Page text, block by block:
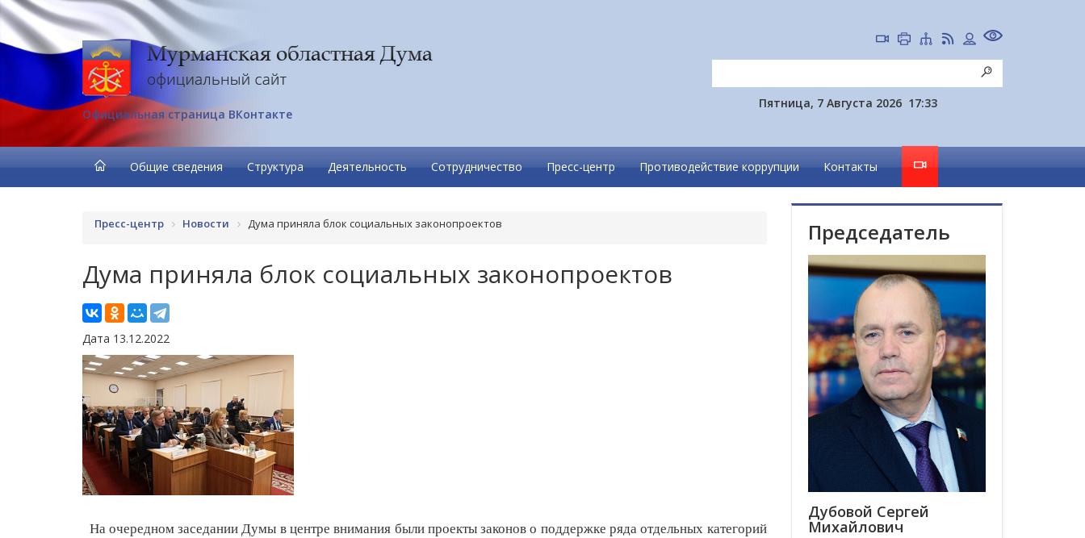
Официальная страница ВКонтакте
Пятница, 7 Августа 2026 17:33
Общие сведения Структура Деятельность Сотрудничество Пресс-центр Противодействие коррупции Контакты
Пресс-центр Новости Дума приняла блок социальных законопроектов
Дума приняла блок социальных законопроектов
Дата 13.12.2022
На очередном заседании Думы в центре внимания были проекты законов о поддержке ряда отдельных категорий
Председатель
Дубовой Сергей
Михайлович